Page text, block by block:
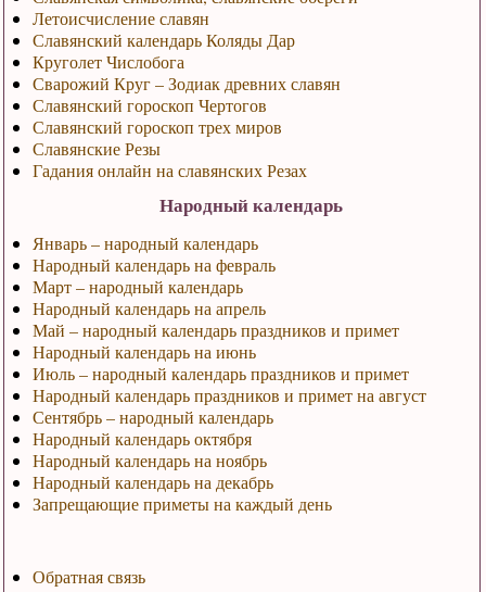
Летоисчисление славян
Славянский календарь Коляды Дар
Круголет Числобога
Сварожий Круг – Зодиак древних славян
Славянский гороскоп Чертогов
Славянский гороскоп трех миров
Славянские Резы
Гадания онлайн на славянских Резах
Народный календарь
Январь – народный календарь
Народный календарь на февраль
Март – народный календарь
Народный календарь на апрель
Май – народный календарь праздников и примет
Народный календарь на июнь
Июль – народный календарь праздников и примет
Народный календарь праздников и примет на август
Сентябрь – народный календарь
Народный календарь октября
Народный календарь на ноябрь
Народный календарь на декабрь
Запрещающие приметы на каждый день
Обратная связь